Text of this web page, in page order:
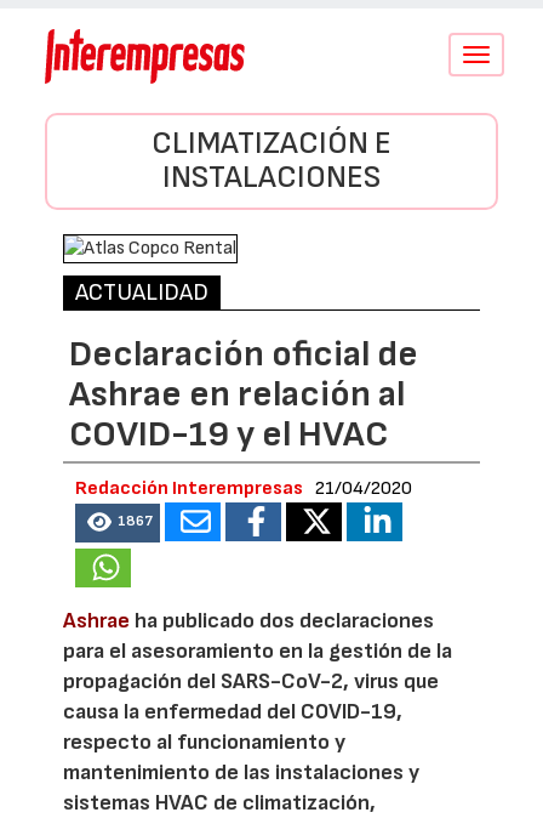
Conmutar
CLIMATIZACIÓN E
INSTALACIONES
ACTUALIDAD
Declaración oficial de
Ashrae en relación al
COVID-19 y el HVAC
Redacción Interempresas 21/04/2020
1867
Ashrae ha publicado dos declaraciones
para el asesoramiento en la gestión de la
propagación del SARS-CoV-2, virus que
causa la enfermedad del COVID-19,
respecto al funcionamiento y
mantenimiento de las instalaciones y
sistemas HVAC de climatización,